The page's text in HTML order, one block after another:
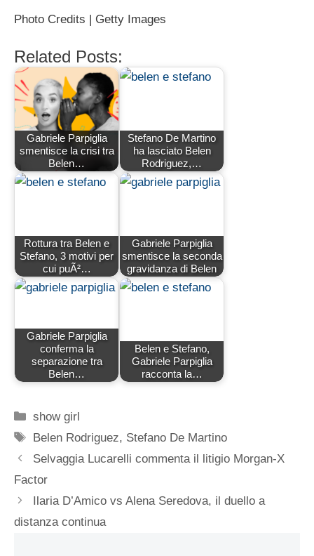
Photo Credits | Getty Images
Related Posts:
Gabriele Parpiglia
smentisce la crisi tra
Belen…
Stefano De Martino
ha lasciato Belen
Rodriguez,…
Rottura tra Belen e
Stefano, 3 motivi per
cui puÃ²…
Gabriele Parpiglia
smentisce la seconda
gravidanza di Belen
Gabriele Parpiglia
conferma la
separazione tra
Belen…
Belen e Stefano,
Gabriele Parpiglia
racconta la…
Categorie
show girl
Tag
Belen Rodriguez, Stefano De Martino
Selvaggia Lucarelli commenta il litigio Morgan-X
Factor
Ilaria D’Amico vs Alena Seredova, il duello a
distanza continua